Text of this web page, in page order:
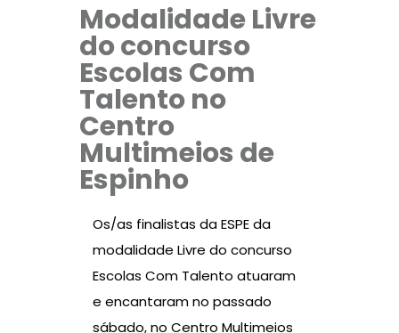
Modalidade Livre
do concurso
Escolas Com
Talento no
Centro
Multimeios de
Espinho
Os/as finalistas da ESPE da
modalidade Livre do concurso
Escolas Com Talento atuaram
e encantaram no passado
sábado, no Centro Multimeios